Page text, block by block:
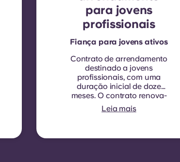
para jovens
profissionais
Fiança para jovens ativos
Contrato de arrendamento
destinado a jovens
profissionais, com uma
duração inicial de doze
meses. O contrato renova-
se automaticamente a cada
doze meses, sendo
renovação.
Leia mais